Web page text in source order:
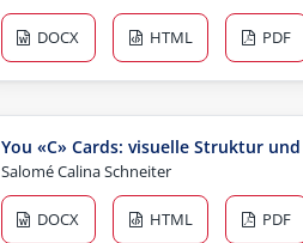
DOCX
HTML PDF
You «C» Cards: visuelle Struktur
Salomé Calina Schneiter
DOCX
HTML PDF